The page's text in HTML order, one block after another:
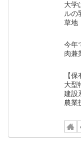
大学
ルの
草地
今年
肉兼
【
大型
建設
農業